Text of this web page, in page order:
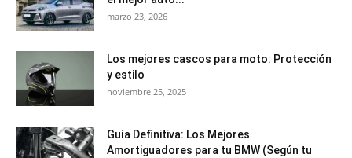
marzo 23, 2026
Los mejores cascos para moto: Protección
y estilo
noviembre 25, 2025
Guía Definitiva: Los Mejores
Amortiguadores para tu BMW (Según tu